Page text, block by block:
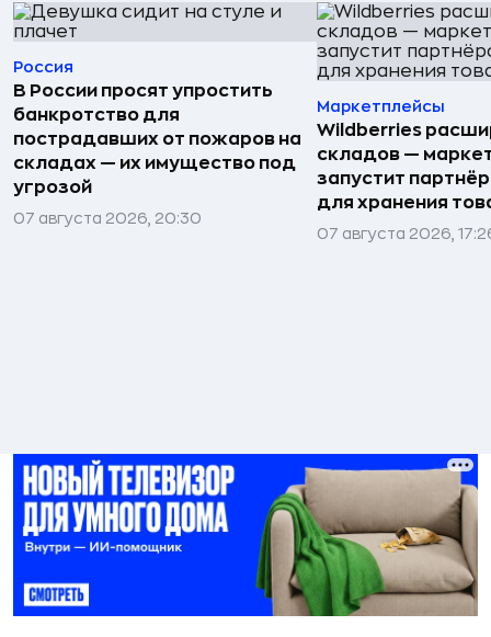
Россия
В России просят упростить
банкротство для
пострадавших от пожаров на
складах — их имущество под
угрозой
07 августа 2026, 20:30
Маркетплейсы
Wildberries
складов —
запустит
для хранения
07 августа 2026,